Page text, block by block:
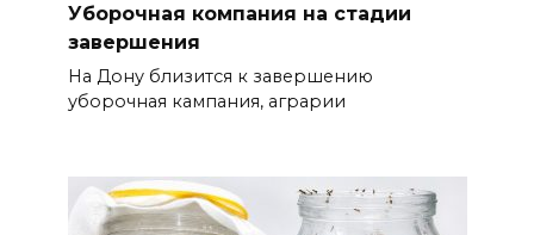
Уборочная компания на стадии
завершения
На Дону близится к завершению
уборочная кампания, аграрии